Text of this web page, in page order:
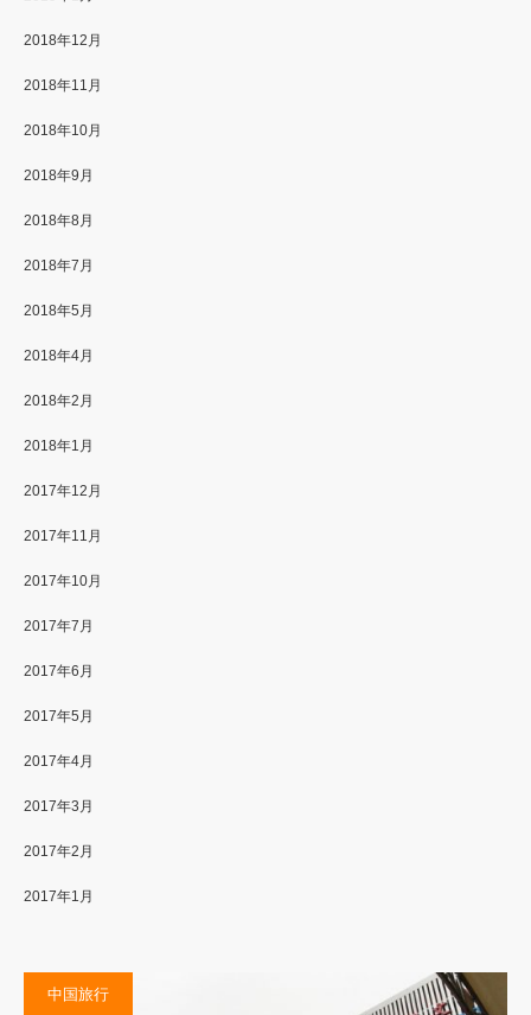
2018年12月
2018年11月
2018年10月
2018年9月
2018年8月
2018年7月
2018年5月
2018年4月
2018年2月
2018年1月
2017年12月
2017年11月
2017年10月
2017年7月
2017年6月
2017年5月
2017年4月
2017年3月
2017年2月
2017年1月
中国旅行